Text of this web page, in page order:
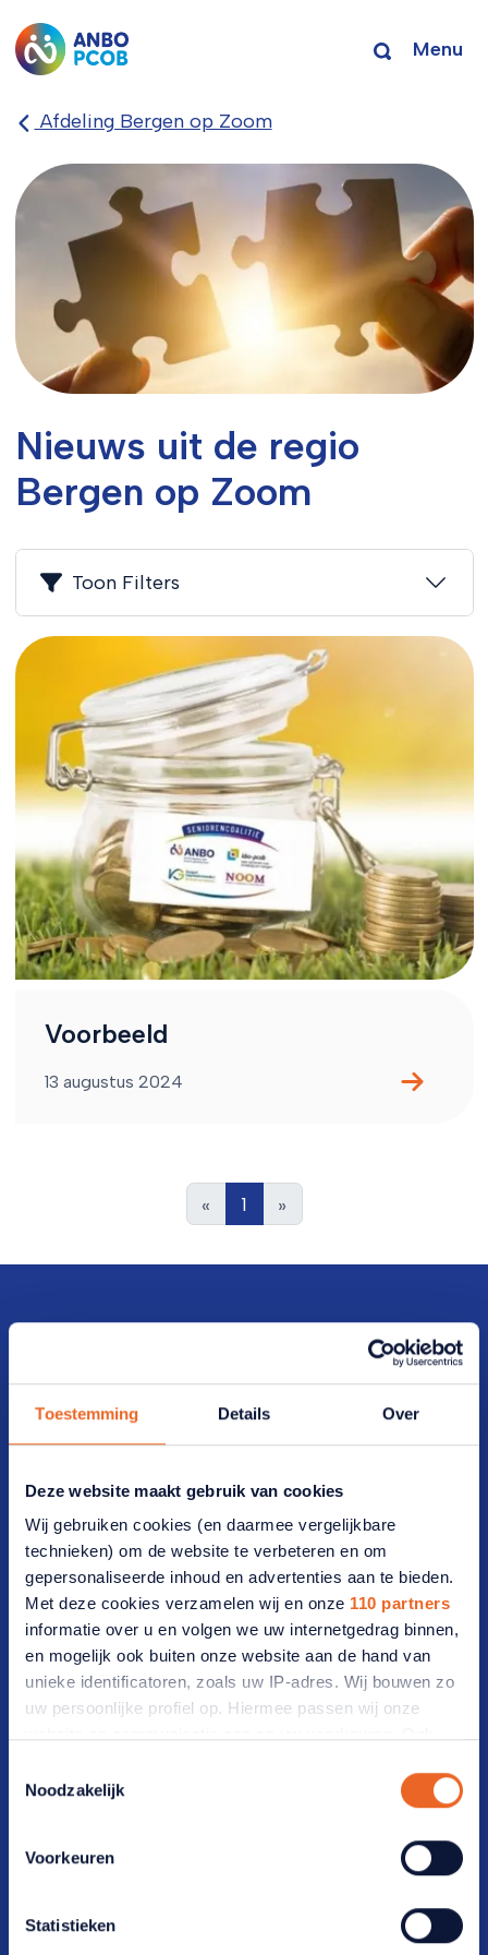
Toestemming Details Over
Deze website maakt gebruik van cookies
Wij gebruiken cookies (en daarmee vergelijkbare
technieken) om de website te verbeteren en om
gepersonaliseerde inhoud en advertenties aan te bieden.
Met deze cookies verzamelen wij en onze 110 partners
informatie over u en volgen we uw internetgedrag binnen,
en mogelijk ook buiten onze website aan de hand van
unieke identificatoren, zoals uw IP-adres. Wij bouwen zo
uw persoonlijke profiel op. Hiermee passen wij onze
van uw recente internetgedrag. Ook delen we mogelijk
partners voor social media, adverteren en analyse. Deze
partners kunnen deze gegevens combineren met andere
verzameld op basis van uw gebruik van hun services.
Verandert u later van gedachten? U kunt uw voorkeuren
Noodzakelijk
Voorkeuren
Statistieken
Menu
Afdeling Bergen op Zoom
Nieuws uit de regio
Bergen op Zoom
Toon Filters
Voorbeeld
13 augustus 2024
« 1 »
Vrijwilligers(werk)
Werken bij ANBO-PCOB
Lidmaatschap
Lid worden
Werf een lid
Opzeggen
Bezoekadres
Vijzelmolenlaan 20-22 3447 GX Woerden